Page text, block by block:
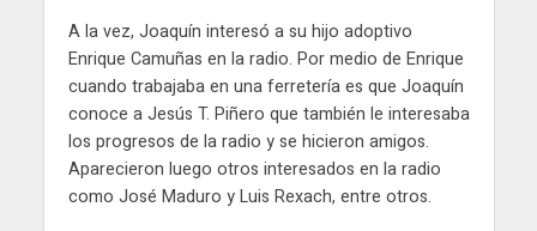
A la vez, Joaquín interesó a su hijo adoptivo
Enrique Camuñas en la radio. Por medio de Enrique
cuando trabajaba en una ferretería es que Joaquín
conoce a Jesús T. Piñero que también le interesaba
los progresos de la radio y se hicieron amigos.
Aparecieron luego otros interesados en la radio
como José Maduro y Luis Rexach, entre otros.